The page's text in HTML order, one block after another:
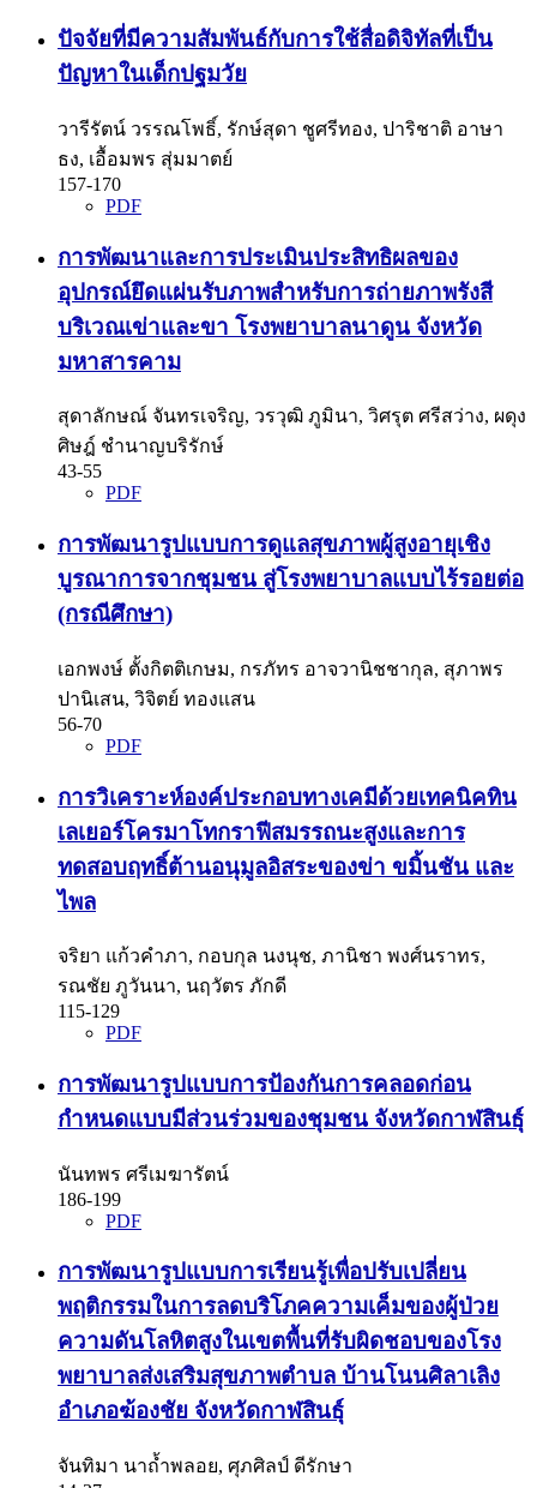
ปัจจัยที่มีความสัมพันธ์กับการใช้สื่อดิจิทัลที่เป็น
ปัญหาในเด็กปฐมวัย
วารีรัตน์ วรรณโพธิ์, รักษ์สุดา ชูศรีทอง, ปาริชาติ อาษา
ธง, เอื้อมพร สุ่มมาตย์
157-170
PDF
การพัฒนาและการประเมินประสิทธิผลของ
อุปกรณ์ยึดแผ่นรับภาพสำหรับการถ่ายภาพรังสี
บริเวณเข่าและขา โรงพยาบาลนาดูน จังหวัด
มหาสารคาม
สุดาลักษณ์ จันทรเจริญ, วรวุฒิ ภูมินา, วิศรุต ศรีสว่าง, ผดุง
ศิษฎ์ ชำนาญบริรักษ์
43-55
PDF
การพัฒนารูปแบบการดูแลสุขภาพผู้สูงอายุเชิง
บูรณาการจากชุมชน สู่โรงพยาบาลแบบไร้รอยต่อ
(กรณีศึกษา)
เอกพงษ์ ตั้งกิตติเกษม, กรภัทร อาจวานิชชากุล, สุภาพร
ปานิเสน, วิจิตย์ ทองแสน
56-70
PDF
การวิเคราะห์องค์ประกอบทางเคมีด้วยเทคนิคทิน
เลเยอร์โครมาโทกราฟีสมรรถนะสูงและการ
ทดสอบฤทธิ์ต้านอนุมูลอิสระของข่า ขมิ้นชัน และ
ไพล
จริยา แก้วคำภา, กอบกุล นงนุช, ภานิชา พงศ์นราทร,
รณชัย ภูวันนา, นฤวัตร ภักดี
115-129
PDF
การพัฒนารูปแบบการป้องกันการคลอดก่อน
กำหนดแบบมีส่วนร่วมของชุมชน จังหวัดกาฬสินธุ์
นันทพร ศรีเมฆารัตน์
186-199
PDF
การพัฒนารูปแบบการเรียนรู้เพื่อปรับเปลี่ยน
พฤติกรรมในการลดบริโภคความเค็มของผู้ป่วย
ความดันโลหิตสูงในเขตพื้นที่รับผิดชอบของโรง
พยาบาลส่งเสริมสุขภาพตำบล บ้านโนนศิลาเลิง
อำเภอฆ้องชัย จังหวัดกาฬสินธุ์
จันทิมา นาถ้ำพลอย, ศุภศิลป์ ดีรักษา